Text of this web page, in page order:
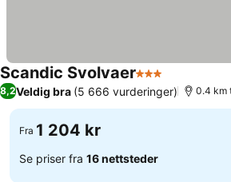
Scandic Svolvaer3 StjernerSe priser
8,2Veldig bra (5 666 vurderinger) 0.4 km
Fra 1 204 kr
Se priser fra 16 nettsteder